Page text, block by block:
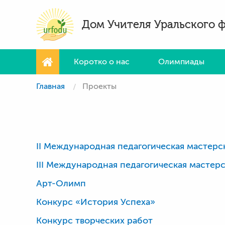
Дом Учителя Уральского
Коротко о нас Олимпиады
Главная Проекты
II Международная педагогическая
III Международная педагогическая
Арт-Олимп
Конкурс «История Успеха»
Конкурс творческих работ